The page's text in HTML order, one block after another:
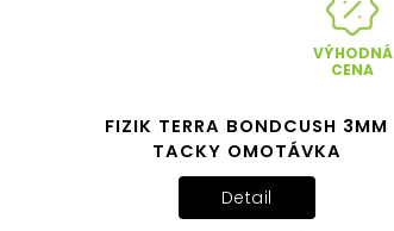
VÝHODNÁ
CENA
FIZIK TERRA BONDCUSH 3MM
TACKY OMOTÁVKA
Detail